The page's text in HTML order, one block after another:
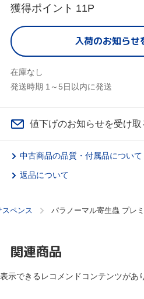
獲得ポイント 11P
入荷のお知らせ
在庫なし
発送時期 1～5日以内に発送
値下げのお知らせを受け取
中古商品の品質・付属品について
返品について
スペンス パラノーマル寄生蟲 プレ
関連商品
表示できるレコメンドコンテンツがあ